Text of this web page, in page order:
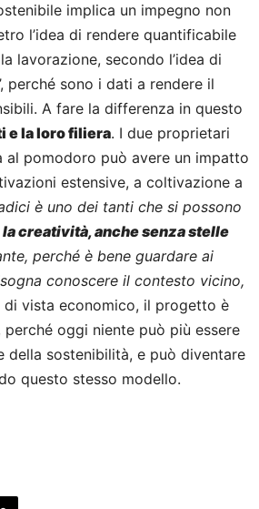
implica un impegno non
l’idea di rendere quantificabile
lavorazione, secondo l’idea di
perché sono i dati a rendere il
A fare la differenza in questo
e la loro filiera. I due proprietari
al pomodoro può avere un impatto
estensive, a coltivazione a
è uno dei tanti che si possono
creatività, anche senza stelle
perché è bene guardare ai
conoscere il contesto vicino,
vista economico, il progetto è
oggi niente può più essere
della sostenibilità, e può diventare
questo stesso modello.